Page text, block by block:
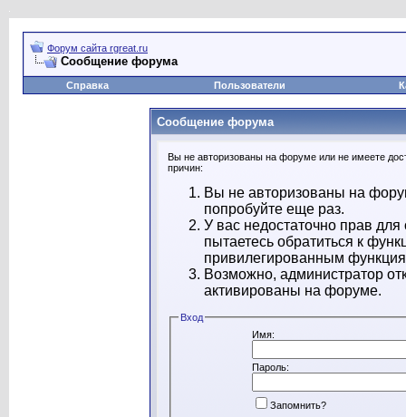
Форум сайта rgreat.ru
Сообщение форума
Справка Пользователи
Сообщение форума
Вы не авторизованы на форуме или не имеете
причин:
Вы не авторизованы на
попробуйте еще раз.
У вас недостаточно прав
пытаетесь обратиться к
привилегированным
Возможно, администратор
активированы на форуме.
Вход
Имя:
Пароль:
Запомнить?